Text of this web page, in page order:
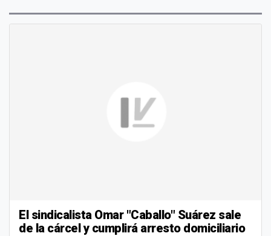
El sindicalista Omar "Caballo" Suárez sale
de la cárcel y cumplirá arresto domiciliario